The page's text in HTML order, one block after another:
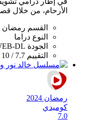
الأرحام، من خلال
القسم رمضان 2024
النوع دراما
الجودة DL
التقييم 7.7 / 10
رمضان 2024
كوميدي
7.0